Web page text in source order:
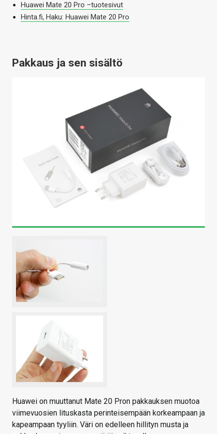
Huawei Mate 20 Pro –tuotesivut
Hinta.fi, Haku: Huawei Mate 20 Pro
Pakkaus ja sen sisältö
Huawei on muuttanut Mate 20 Pron pakkauksen muotoa
viimevuosien lituskasta perinteisempään korkeampaan ja
kapeampaan tyyliin. Väri on edelleen hillityn musta ja